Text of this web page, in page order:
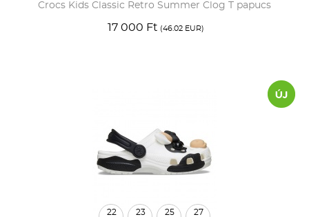
Crocs Kids Classic Retro Summer Clog T papucs
17 000 Ft (46.02 EUR)
22
23
25
27